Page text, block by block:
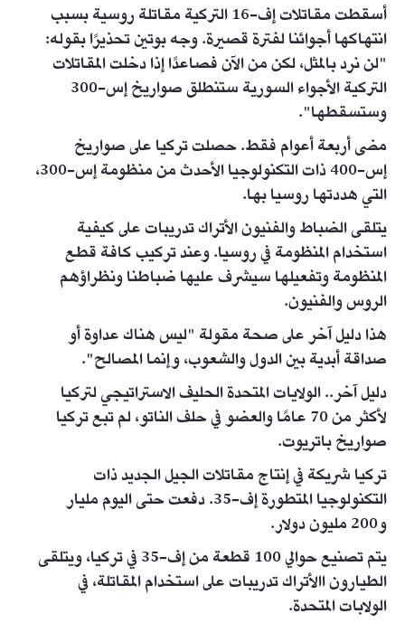
أسقطت مقاتلات إف-16 التركية مقاتلة روسية بسبب
انتهاكها أجوائنا لفترة قصيرة. وجه بوتين تحذيرًا بقوله:
"لن نرد بالمثل، لكن من الآن فصاعدًا إذا دخلت المقاتلات
التركية الأجواء السورية ستنطلق صواريخ إس-300
وستسقطها".
مضى أربعة أعوام فقط. حصلت تركيا على صواريخ
إس-400 ذات التكنولوجيا الأحدث من منظومة إس-300،
التي هددتها روسيا بها.
يتلقى الضباط والفنيون الأتراك تدريبات على كيفية
استخدام المنظومة في روسيا. وعند تركيب كافة قطع
المنظومة وتفعيلها سيشرف عليها ضباطنا ونظراؤهم
الروس والفنيون.
هذا دليل آخر على صحة مقولة "ليس هناك عداوة أو
صداقة أبدية بين الدول والشعوب، وإنما المصالح".
دليل آخر.. الولايات المتحدة الحليف الاستراتيجي لتركيا
لأكثر من 70 عامًا والعضو في حلف الناتو، لم تبع تركيا
صواريخ باتريوت.
تركيا شريكة في إنتاج مقاتلات الجيل الجديد ذات
التكنولوجيا المتطورة إف-35. دفعت حتى اليوم مليار
و200 مليون دولار.
يتم تصنيع حوالي 100 قطعة من إف-35 في تركيا، ويتلقى
الطيارون االأتراك تدريبات على استخدام المقاتلة، في
الولابات المتحدة.